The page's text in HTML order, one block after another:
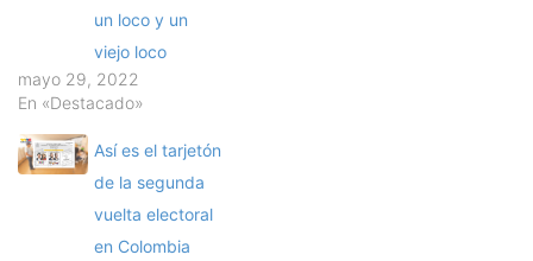
un loco y un
viejo loco
mayo 29, 2022
En «Destacado»
Así es el tarjetón
de la segunda
vuelta electoral
en Colombia